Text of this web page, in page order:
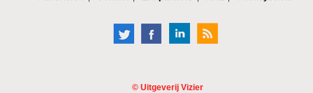
© Uitgeverij Vizier